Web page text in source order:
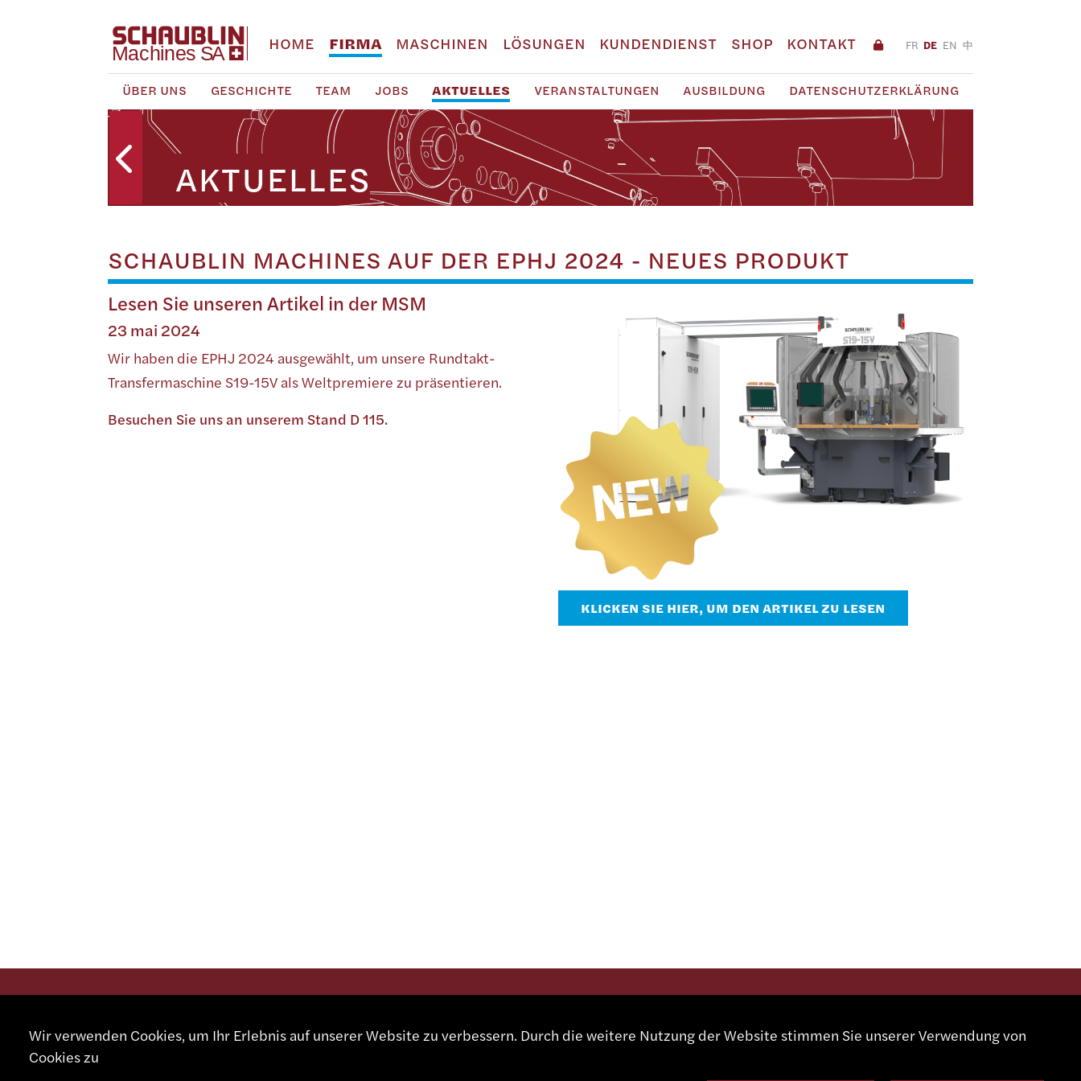
HOME FIRMA MASCHINEN LÖSUNGEN KUNDENDIENST SHOP KONTAKT FR DE EN 中
ÜBER UNS GESCHICHTE TEAM JOBS AKTUELLES VERANSTALTUNGEN AUSBILDUNG DATENSCHUTZERKLÄRUNG
AKTUELLES
SCHAUBLIN MACHINES AUF DER EPHJ 2024 - NEUES PRODUKT
Lesen Sie unseren Artikel in der MSM
23 mai 2024
Wir haben die EPHJ 2024 ausgewählt, um unsere Rundtakt-
Transfermaschine S19-15V als Weltpremiere zu präsentieren.
Besuchen Sie uns an unserem Stand D 115.
KLICKEN SIE HIER, UM DEN ARTIKEL ZU LESEN
KONTAKT
Kontakt
SOZIALE MEDIEN
Wir verwenden Cookies, um Ihr Erlebnis auf unserer Website zu verbessern. Durch die weitere Nutzung der Website stimmen Sie unserer Verwendung von
Cookies zu